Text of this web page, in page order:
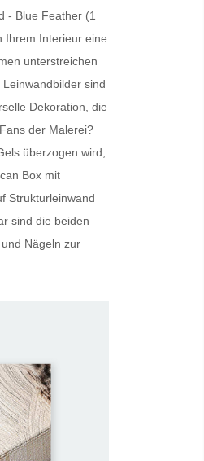
- Blue Feather (1
Ihrem Interieur eine
unterstreichen
Leinwandbilder sind
Dekoration, die
der Malerei?
überzogen wird,
Box mit
Strukturleinwand
sind die beiden
Nägeln zur